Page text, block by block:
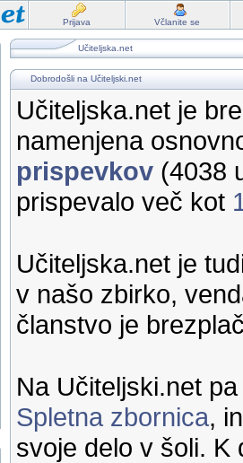
Prijava Včlanite se
Učiteljska.net
Dobrodošli na Učiteljski.net
Učiteljska.net je
namenjena
prispevkov (4038
prispevalo več kot
Učiteljska.net je
v našo zbirko,
članstvo je
Na Učiteljski.net
Spletna zbornica,
svoje delo v šoli. K